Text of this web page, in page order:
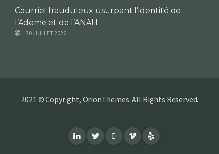
Courriel frauduleux usurpant l’identité de
l’Ademe et de l’ANAH
30 JUILLET 2026
2021 © Copyright, OrionThemes. All Rights Reserved.